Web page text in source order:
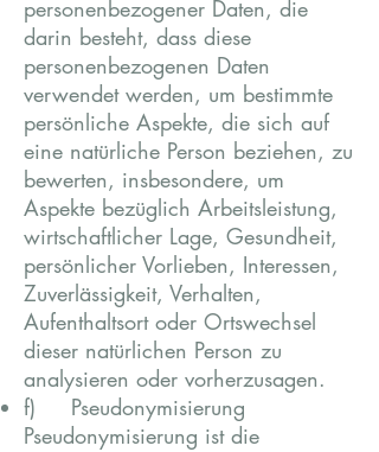
personenbezogener Daten, die
darin besteht, dass diese
personenbezogenen Daten
verwendet werden, um bestimmte
persönliche Aspekte, die sich auf
eine natürliche Person beziehen, zu
bewerten, insbesondere, um
Aspekte bezüglich Arbeitsleistung,
wirtschaftlicher Lage, Gesundheit,
persönlicher Vorlieben, Interessen,
Zuverlässigkeit, Verhalten,
Aufenthaltsort oder Ortswechsel
dieser natürlichen Person zu
analysieren oder vorherzusagen.
f) Pseudonymisierung
Pseudonymisierung ist die